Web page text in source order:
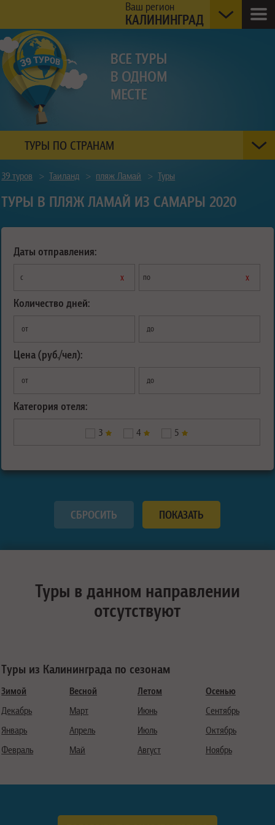
Ваш регион
КАЛИНИНГРАД
ТУРЫ ПО СТРАНАМ
39 туров > Таиланд > пляж Ламай > Туры
ТУРЫ В ПЛЯЖ ЛАМАЙ ИЗ САМАРЫ 2020
Даты отправления:
с х по х
Количество дней:
от до
Цена (руб./чел):
от до
Категория отеля:
3 4 5
Туры в данном направлении
отсутствуют
Туры из Калининграда по сезонам
Зимой
Декабрь
Январь
Февраль
Весной
Март
Апрель
Май
Летом
Июнь
Июль
Август
Осенью
Сентябрь
Октябрь
Ноябрь